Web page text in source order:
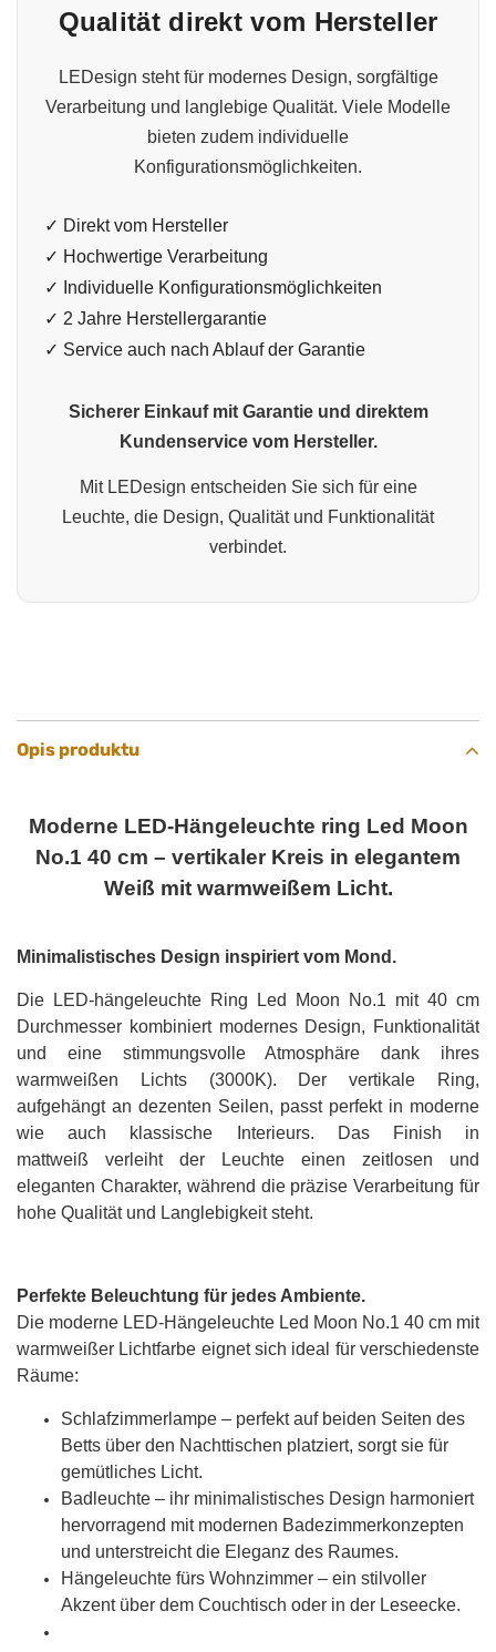
Qualität direkt vom Hersteller
LEDesign steht für modernes Design, sorgfältige
Verarbeitung und langlebige Qualität. Viele Modelle
bieten zudem individuelle
Konfigurationsmöglichkeiten.
✓ Direkt vom Hersteller
✓ Hochwertige Verarbeitung
✓ Individuelle Konfigurationsmöglichkeiten
✓ 2 Jahre Herstellergarantie
✓ Service auch nach Ablauf der Garantie
Sicherer Einkauf mit Garantie und direktem
Kundenservice vom Hersteller.
Mit LEDesign entscheiden Sie sich für eine
Leuchte, die Design, Qualität und Funktionalität
verbindet.
Opis produktu
Moderne LED-Hängeleuchte ring Led Moon
No.1 40 cm – vertikaler Kreis in elegantem
Weiß mit warmweißem Licht.
Minimalistisches Design inspiriert vom Mond.
Die LED-hängeleuchte Ring Led Moon No.1 mit 40 cm
Durchmesser kombiniert modernes Design, Funktionalität
und eine stimmungsvolle Atmosphäre dank ihres
warmweißen Lichts (3000K). Der vertikale Ring,
aufgehängt an dezenten Seilen, passt perfekt in moderne
wie auch klassische Interieurs. Das Finish in
mattweiß verleiht der Leuchte einen zeitlosen und
eleganten Charakter, während die präzise Verarbeitung für
hohe Qualität und Langlebigkeit steht.
Perfekte Beleuchtung für jedes Ambiente.
Die moderne LED-Hängeleuchte Led Moon No.1 40 cm mit
warmweißer Lichtfarbe eignet sich ideal für verschiedenste
Räume:
Schlafzimmerlampe – perfekt auf beiden Seiten des
Betts über den Nachttischen platziert, sorgt sie für
gemütliches Licht.
Badleuchte – ihr minimalistisches Design harmoniert
hervorragend mit modernen Badezimmerkonzepten
und unterstreicht die Eleganz des Raumes.
Hängeleuchte fürs Wohnzimmer – ein stilvoller
Akzent über dem Couchtisch oder in der Leseecke.